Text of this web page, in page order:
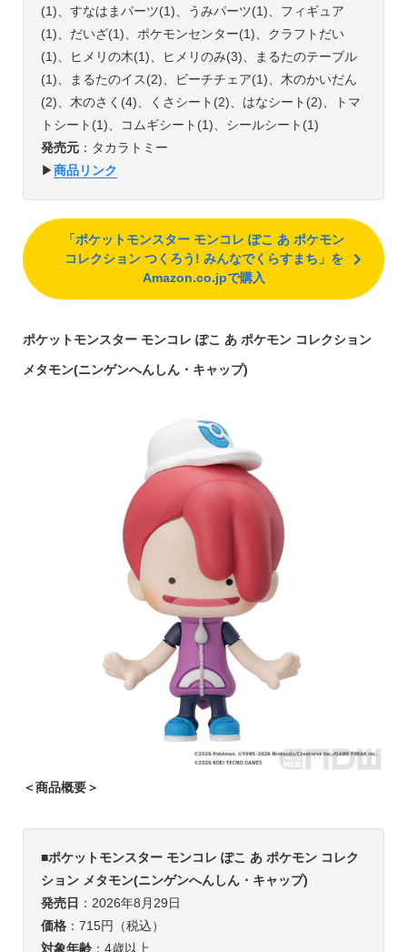
(1)、すなはまパーツ(1)、うみパーツ(1)、フィギュア
(1)、だいざ(1)、ポケモンセンター(1)、クラフトだい
(1)、ヒメリの木(1)、ヒメリのみ(3)、まるたのテーブル
(1)、まるたのイス(2)、ビーチチェア(1)、木のかいだん
(2)、木のさく(4)、くさシート(2)、はなシート(2)、トマ
トシート(1)、コムギシート(1)、シールシート(1)
発売元：タカラトミー
▶︎商品リンク
「ポケットモンスター モンコレ ぽこ あ ポケモン
コレクション つくろう! みんなでくらすまち」を
Amazon.co.jpで購入
ポケットモンスター モンコレ ぽこ あ ポケモン コレクション
メタモン(ニンゲンへんしん・キャップ)
＜商品概要＞
■ポケットモンスター モンコレ ぽこ あ ポケモン コレク
ション メタモン(ニンゲンへんしん・キャップ)
発売日 ：2026年8月29日
価格：715円（税込）
対象年齢：4歳以上